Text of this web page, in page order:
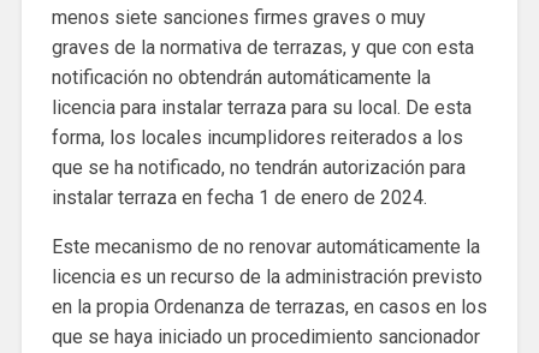
menos siete sanciones firmes graves o muy
graves de la normativa de terrazas, y que con esta
notificación no obtendrán automáticamente la
licencia para instalar terraza para su local. De esta
forma, los locales incumplidores reiterados a los
que se ha notificado, no tendrán autorización para
instalar terraza en fecha 1 de enero de 2024.
Este mecanismo de no renovar automáticamente la
licencia es un recurso de la administración previsto
en la propia Ordenanza de terrazas, en casos en los
que se haya iniciado un procedimiento sancionador